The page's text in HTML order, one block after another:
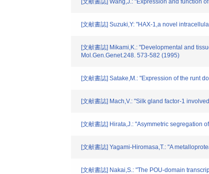
[文献書誌] Wang,J.: "Expression and function
[文献書誌] Suzuki,Y: "HAX-1,a novel
[文献書誌] Mikami,K.: "Developmental and
Mol.Gen.Genet.248. 573-582 (1995)
[文献書誌] Satake,M.: "Expression of the runt
[文献書誌] Mach,V.: "Silk gland factor-1
[文献書誌] Hirata,J.: "Asymmetric segregation
[文献書誌] Yagami-Hiromasa,T.: "A
[文献書誌] Nakai,S.: "The POU-domain